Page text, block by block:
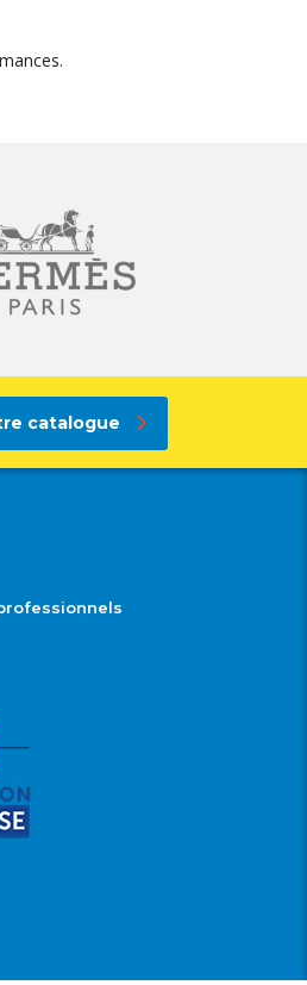
catalogue